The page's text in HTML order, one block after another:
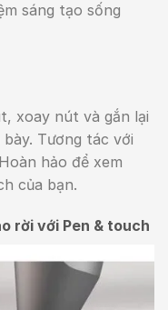
sáng tạo sống
xoay nút và gắn lại
Tương tác với
hảo để xem
của bạn.
rời với Pen & touch